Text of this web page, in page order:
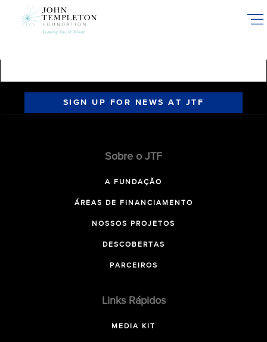
SIGN UP FOR NEWS AT JTF
Sobre o JTF
A FUNDAÇÃO
ÁREAS DE FINANCIAMENTO
NOSSOS PROJETOS
DESCOBERTAS
PARCEIROS
Links Rápidos
MEDIA KIT